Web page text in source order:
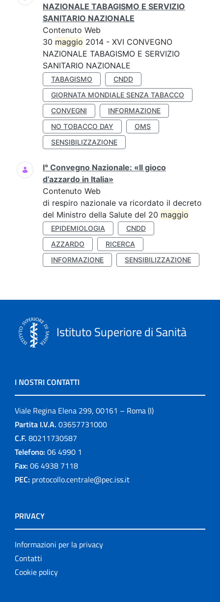
NAZIONALE TABAGISMO E SERVIZIO
SANITARIO NAZIONALE
Contenuto Web
30 maggio 2014 - XVI CONVEGNO
NAZIONALE TABAGISMO E SERVIZIO
SANITARIO NAZIONALE
TABAGISMO
CNDD
GIORNATA MONDIALE SENZA TABACCO
CONVEGNI
INFORMAZIONE
NO TOBACCO DAY
OMS
SENSIBILIZZAZIONE
I° Convegno Nazionale: «Il gioco
d’azzardo in Italia»
Contenuto Web
di respiro nazionale va ricordato il decreto
del Ministro della Salute del 20 maggio
EPIDEMIOLOGIA
CNDD
AZZARDO
RICERCA
INFORMAZIONE
SENSIBILIZZAZIONE
Istituto Superiore di Sanità
I NOSTRI CONTATTI
Viale Regina Elena 299, 00161 – Roma (I)
Partita I.V.A. 03657731000
C.F. 80211730587
Telefono: 06 4990 1
Fax: 06 4938 7118
PEC: protocollo.centrale@pec.iss.it
PRIVACY
Informazioni per la privacy
Contatti
Cookie policy